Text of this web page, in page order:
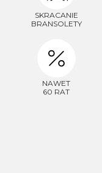
SKRACANIE
BRANSOLETY
NAWET
60 RAT